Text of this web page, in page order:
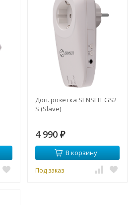
Доп. розетка SENSEIT GS2
S (Slave)
4 990 ₽
В корзину
Под заказ